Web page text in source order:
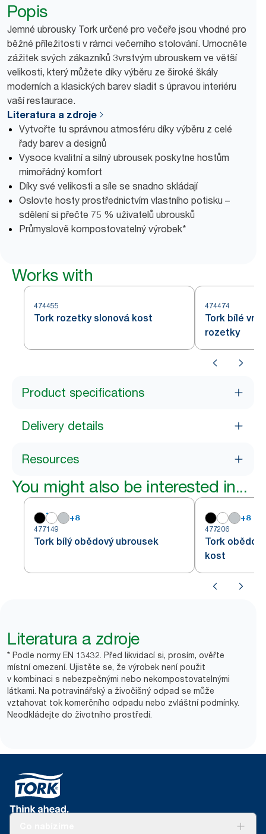
Popis
Jemné ubrousky Tork určené pro večeře jsou vhodné pro
běžné příležitosti v rámci večerního stolování. Umocněte
zážitek svých zákazníků 3vrstvým ubrouskem ve větší
velikosti, který můžete díky výběru ze široké škály
moderních a klasických barev sladit s úpravou interiéru
vaší restaurace.
Literatura a zdroje
Vytvořte tu správnou atmosféru díky výběru z celé
řady barev a designů
Vysoce kvalitní a silný ubrousek poskytne hostům
mimořádný komfort
Díky své velikosti a síle se snadno skládají
Oslovte hosty prostřednictvím vlastního potisku –
sdělení si přečte 75 % uživatelů ubrousků
Průmyslově kompostovatelný výrobek*
Works with
474455
Tork rozetky slonová kost
474474
Tork bílé
rozetky
Product specifications
Delivery details
Resources
You might also be interested in...
+8
477149
Tork bílý obědový ubrousek
+8
477206
Tork
kost
Literatura a zdroje
* Podle normy EN 13432. Před likvidací si, prosím, ověřte
místní omezení. Ujistěte se, že výrobek není použit
v kombinaci s nebezpečnými nebo nekompostovatelnými
látkami. Na potravinářský a živočišný odpad se může
vztahovat tok komerčního odpadu nebo zvláštní podmínky.
Neodkládejte do životního prostředí.